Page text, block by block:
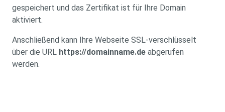
gespeichert und das Zertifikat ist für Ihre Domain
aktiviert.
Anschließend kann Ihre Webseite SSL-verschlüsselt
über die URL https://domainname.de abgerufen
werden.